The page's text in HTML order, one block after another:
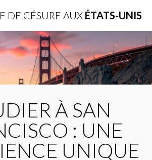
DE CÉSURE AUX ÉTATS-UNIS
À SAN
: UNE
UNIQUE